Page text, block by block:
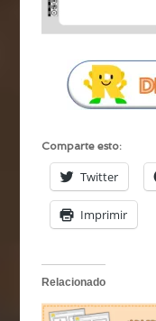
Comparte esto:
Twitter
Imprimir
Relacionado